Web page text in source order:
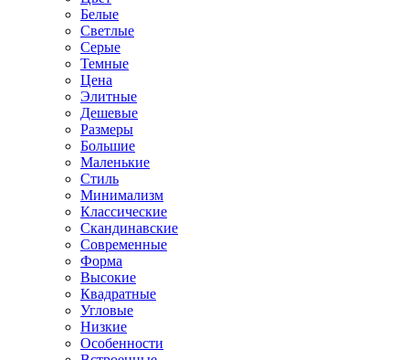
Белые
Светлые
Серые
Темные
Цена
Элитные
Дешевые
Размеры
Большие
Маленькие
Стиль
Минимализм
Классические
Скандинавские
Современные
Форма
Высокие
Квадратные
Угловые
Низкие
Особенности